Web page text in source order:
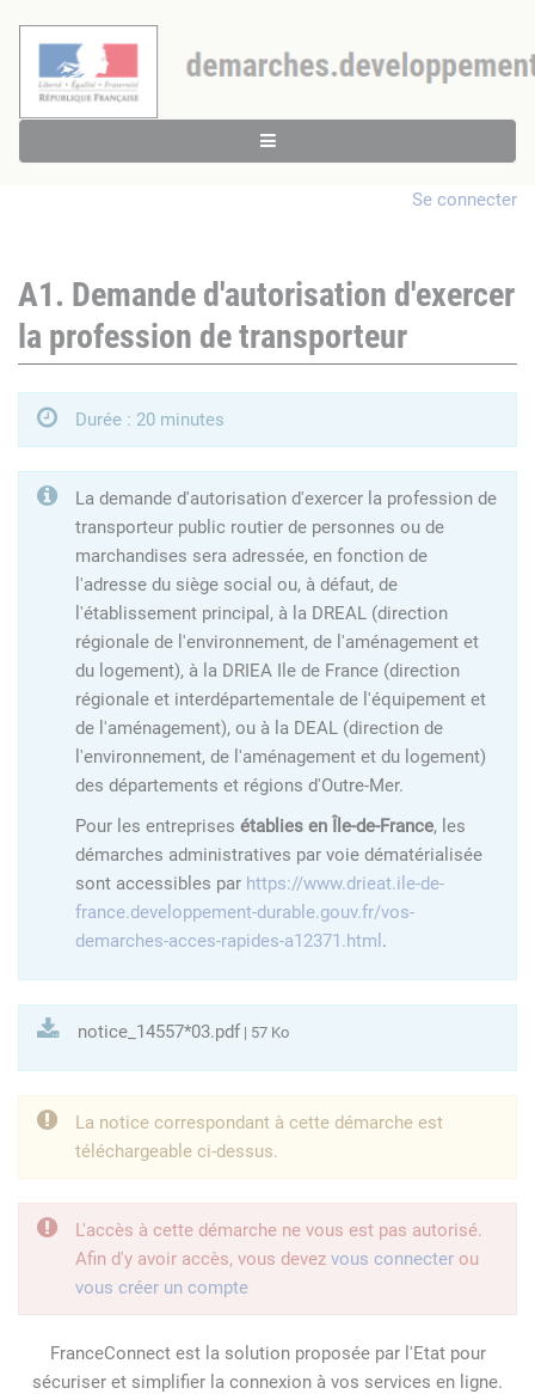
Se connecter
A1. Demande d'autorisation d'exercer
la profession de transporteur
Durée : 20 minutes
La demande d'autorisation d'exercer la profession de
transporteur public routier de personnes ou de
marchandises sera adressée, en fonction de
l'adresse du siège social ou, à défaut, de
l'établissement principal, à la DREAL (direction
régionale de l'environnement, de l'aménagement et
du logement), à la DRIEA Ile de France (direction
régionale et interdépartementale de l'équipement et
de l'aménagement), ou à la DEAL (direction de
l'environnement, de l'aménagement et du logement)
des départements et régions d'Outre-Mer.
Pour les entreprises établies en Île-de-France, les
démarches administratives par voie dématérialisée
sont accessibles par https://www.drieat.ile-de-
france.developpement-durable.gouv.fr/vos-
demarches-acces-rapides-a12371.html .
notice_14557*03.pdf | 57 Ko
La notice correspondant à cette démarche est
téléchargeable ci-dessus.
L'accès à cette démarche ne vous est pas autorisé.
Afin d'y avoir accès, vous devez vous connecter ou
vous créer un compte
FranceConnect est la solution proposée par l'Etat pour
sécuriser et simplifier la connexion à vos services en ligne.